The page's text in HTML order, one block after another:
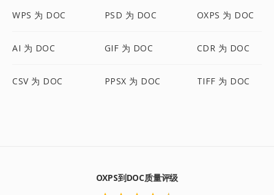
WPS 为 DOC PSD 为 DOC OXPS 为 DOC
AI 为 DOC GIF 为 DOC CDR 为 DOC
CSV 为 DOC PPSX 为 DOC TIFF 为 DOC
OXPS到DOC质量评级